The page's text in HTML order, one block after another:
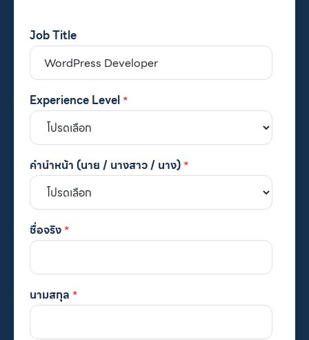
Job Title
Experience Level *
คำนำหน้า (นาย / นางสาว / นาง) *
ชื่อจริง *
นามสกุล *